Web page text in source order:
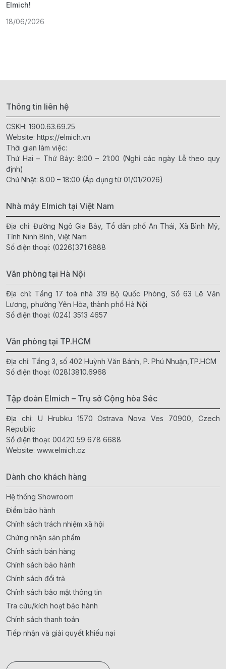
Elmich!
18/06/2026
Thông tin liên hệ
CSKH: 1900.63.69.25
Website: https://elmich.vn
Thời gian làm việc:
Thứ Hai – Thứ Bảy: 8:00 – 21:00 (Nghỉ các ngày Lễ theo quy
định)
Chủ Nhật: 8:00 – 18:00 (Áp dụng từ 01/01/2026)
Nhà máy Elmich tại Việt Nam
Địa chỉ: Đường Ngô Gia Bảy, Tổ dân phố An Thái, Xã Bình Mỹ,
Tỉnh Ninh Bình, Việt Nam
Số điện thoại: (0226)371.6888
Văn phòng tại Hà Nội
Địa chỉ: Tầng 17 toà nhà 319 Bộ Quốc Phòng, Số 63 Lê Văn
Lương, phường Yên Hòa, thành phố Hà Nội
Số điện thoại: (024) 3513 4657
Văn phòng tại TP.HCM
Địa chỉ: Tầng 3, số 402 Huỳnh Văn Bánh, P. Phú Nhuận,TP.HCM
Số điện thoại: (028)3810.6968
Tập đoàn Elmich – Trụ sở Cộng hòa Séc
Địa chỉ: U Hrubku 1570 Ostrava Nova Ves 70900, Czech
Republic
Số điện thoại: 00420 59 678 6688
Website: www.elmich.cz
Dành cho khách hàng
Hệ thống Showroom
Điểm bảo hành
Chính sách trách nhiệm xã hội
Chứng nhận sản phẩm
Chính sách bán hàng
Chính sách bảo hành
Chính sách đổi trả
Chính sách bảo mật thông tin
Tra cứu/kích hoạt bảo hành
Chính sách thanh toán
Tiếp nhận và giải quyết khiếu nại